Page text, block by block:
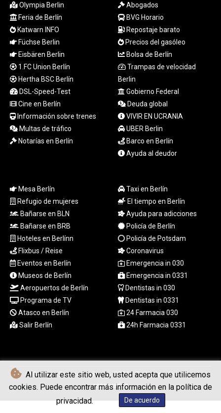
Al utilizar este sitio web, usted acepta que utilicemos
cookies. Puede encontrar más información en la política de
privacidad.
De acuerdo
TWD 37.188047
TZS
3059.807971
UAH 51.592237
UGX 4291.87184
USD 1.152471
UYU 46.403133
UZS
13731.254005
VES 869.206532
VND
30235.07452
VUV 137.540809
WST 3.145342
XCD 3.11461
XCG 2.076569
XDR 0.813514
XOF 654.872196
XPF 119.331742
YER 272.991507
ZAR 18.833743
ZMK
10373.622108
ZMW 21.920498
ZWL 371.095165
AED 4.232967
AED 4.232967
AOA
1057.968242
ARS
Olympia Berlin
Feria de Berlín
Katwarn INFO
Füchse Berlin
Eisbären Berlin
1.FC Union Berlín
Hertha BSC Berlín
DSL-Speed-Test
Cine en Berlín
Información sobre trenes
Multas de tráfico
Notarías en Berlín
Abogados
BVG Horario
Repostaje barato
Precios del gasóleo
Bolsa de Berlín
Trampas de velocidad
Berlin
Gobierno Federal
Deuda global
VIVIR EN UCRANIA
UBER Berlin
Barco en Berlín
Ayuda al deudor
Mesa Berlín
Refugio de mujeres
Bañarse en BLN
Bañarse en BRB
Hoteles en Berlínn
Flixbus / Reise
Eventos en Berlín
Museos de Berlín
Aeropuertos de Berlín
Programa de TV
Atasco en Berlín
Salir Berlín
Taxi en Berlín
El tiempo en Berlín
Ayuda para adicciones
Policía de Berlín
Policía de Potsdam
Coronavirus
Emergencia in 030
Emergencia in 0331
Dentistas in 030
Dentistas in 0331
24 Farmacia 030
24h Farmacia 0331
© Berliner Boersenzeitung - 2026 - Todos los derechos
reservados